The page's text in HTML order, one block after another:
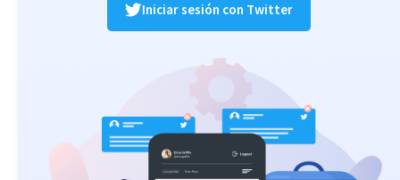
Iniciar sesión con Twitter